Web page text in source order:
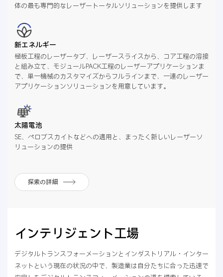
体の最も専門的なレーザートータルソリューションを提供します
新エネルギー
極板工程のレーザータブ、レーザースライスから、コア工程の溶接
と組み立て、モジュールPACK工程のレーザーアプリケーションま
で、単一機械のカスタマイズからフルラインまで、一連のレーザー
アプリケーションソリューションを用意しています。
太陽電池
SE、ペロブスカイトなどへの適用と、まったく新しいレーザーソ
リューションの提供
探索の詳細
インテリジェント工場
デジタルトランスフォーメーションとインダストリアル・インター
ネットという現在の状況の中で、製造業は自分たちに合った迅速で